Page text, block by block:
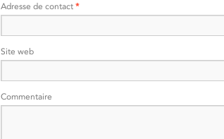
Adresse de contact *
Site web
Commentaire